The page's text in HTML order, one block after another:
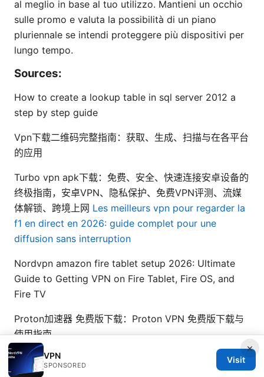
al meglio in base al tuo utilizzo. Mantieni un occhio
sulle promo e valuta la possibilità di un piano
pluriennale se intendi proteggere più dispositivi per
lungo tempo.
Sources:
How to create a lookup table in sql server 2012 a
step by step guide
Vpn下载二维码完整指南：获取、生成、扫描与在各平台
的应用
Turbo vpn apk下载：免费、安全、快速连接安卓设备的
终极指南，安卓VPN、隐私保护、免费VPN评测、流媒
体解锁、跨境上网 Les meilleurs vpn pour regarder la
f1 en direct en 2026: guide complet pour une
diffusion sans interruption
Nordvpn amazon fire tablet setup 2026: Ultimate
Guide to Getting VPN on Fire Tablet, Fire OS, and
Fire TV
Proton加速器 免费版下载：Proton VPN 免费版下载与
使用指南
×
VPN
SPONSORED
Visit